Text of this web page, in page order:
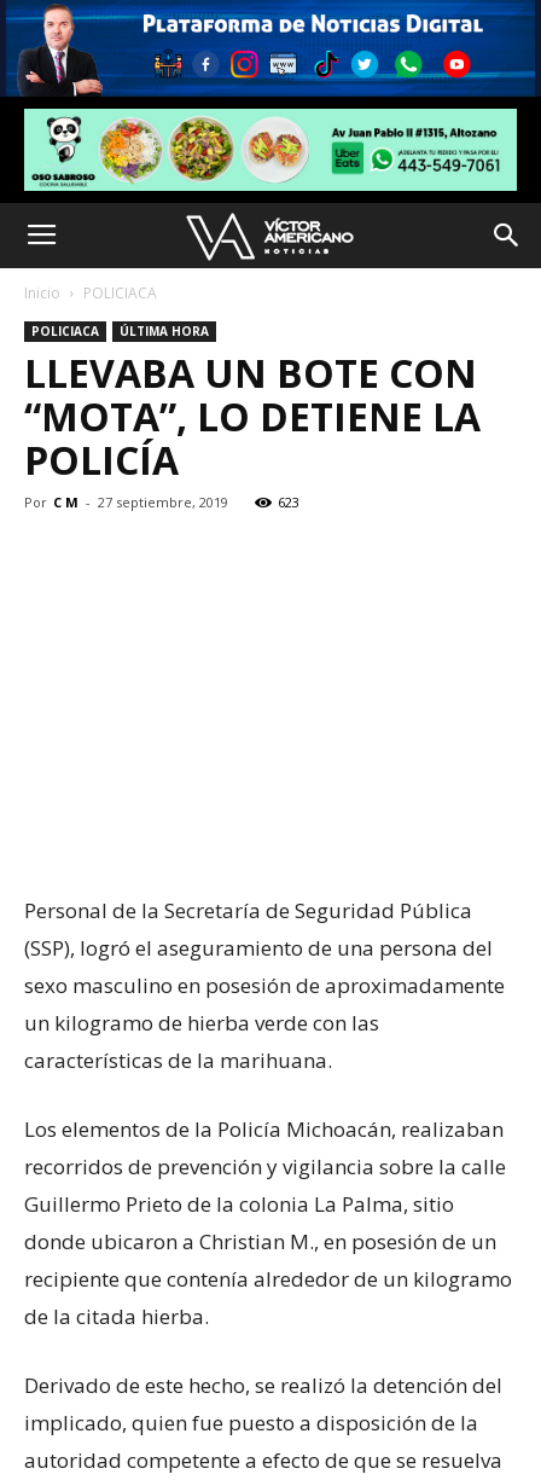
Inicio POLICIACA
POLICIACA ÚLTIMA HORA
LLEVABA UN BOTE CON
“MOTA”, LO DETIENE LA
POLICÍA
Por C M - 27 septiembre, 2019 623
Personal de la Secretaría de Seguridad Pública
(SSP), logró el aseguramiento de una persona del
sexo masculino en posesión de aproximadamente
un kilogramo de hierba verde con las
características de la marihuana.
Los elementos de la Policía Michoacán, realizaban
recorridos de prevención y vigilancia sobre la calle
Guillermo Prieto de la colonia La Palma, sitio
donde ubicaron a Christian M., en posesión de un
recipiente que contenía alrededor de un kilogramo
de la citada hierba.
Derivado de este hecho, se realizó la detención del
implicado, quien fue puesto a disposición de la
autoridad competente a efecto de que se resuelva